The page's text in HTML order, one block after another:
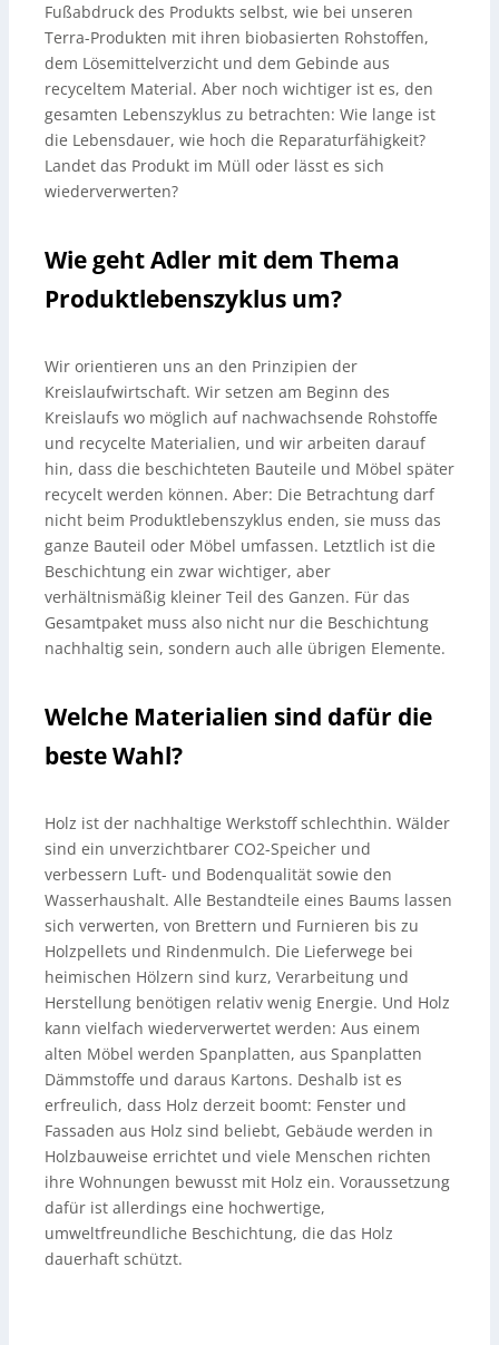
Fußabdruck des Produkts selbst, wie bei unseren
Terra-Produkten mit ihren biobasierten Rohstoffen,
dem Lösemittelverzicht und dem Gebinde aus
recyceltem Material. Aber noch wichtiger ist es, den
gesamten Lebenszyklus zu betrachten: Wie lange ist
die Lebensdauer, wie hoch die Reparaturfähigkeit?
Landet das Produkt im Müll oder lässt es sich
wiederverwerten?
Wie geht Adler mit dem Thema
Produktlebenszyklus um?
Wir orientieren uns an den Prinzipien der
Kreislaufwirtschaft. Wir setzen am Beginn des
Kreislaufs wo möglich auf nachwachsende Rohstoffe
und recycelte Materialien, und wir arbeiten darauf
hin, dass die beschichteten Bauteile und Möbel später
recycelt werden können. Aber: Die Betrachtung darf
nicht beim Produktlebenszyklus enden, sie muss das
ganze Bauteil oder Möbel umfassen. Letztlich ist die
Beschichtung ein zwar wichtiger, aber
verhältnismäßig kleiner Teil des Ganzen. Für das
Gesamtpaket muss also nicht nur die Beschichtung
nachhaltig sein, sondern auch alle übrigen Elemente.
Welche Materialien sind dafür die
beste Wahl?
Holz ist der nachhaltige Werkstoff schlechthin. Wälder
sind ein unverzichtbarer CO2-Speicher und
verbessern Luft- und Bodenqualität sowie den
Wasserhaushalt. Alle Bestandteile eines Baums lassen
sich verwerten, von Brettern und Furnieren bis zu
Holzpellets und Rindenmulch. Die Lieferwege bei
heimischen Hölzern sind kurz, Verarbeitung und
Herstellung benötigen relativ wenig Energie. Und Holz
kann vielfach wiederverwertet werden: Aus einem
alten Möbel werden Spanplatten, aus Spanplatten
Dämmstoffe und daraus Kartons. Deshalb ist es
erfreulich, dass Holz derzeit boomt: Fenster und
Fassaden aus Holz sind beliebt, Gebäude werden in
Holzbauweise errichtet und viele Menschen richten
ihre Wohnungen bewusst mit Holz ein. Voraussetzung
dafür ist allerdings eine hochwertige,
umweltfreundliche Beschichtung, die das Holz
dauerhaft schützt.